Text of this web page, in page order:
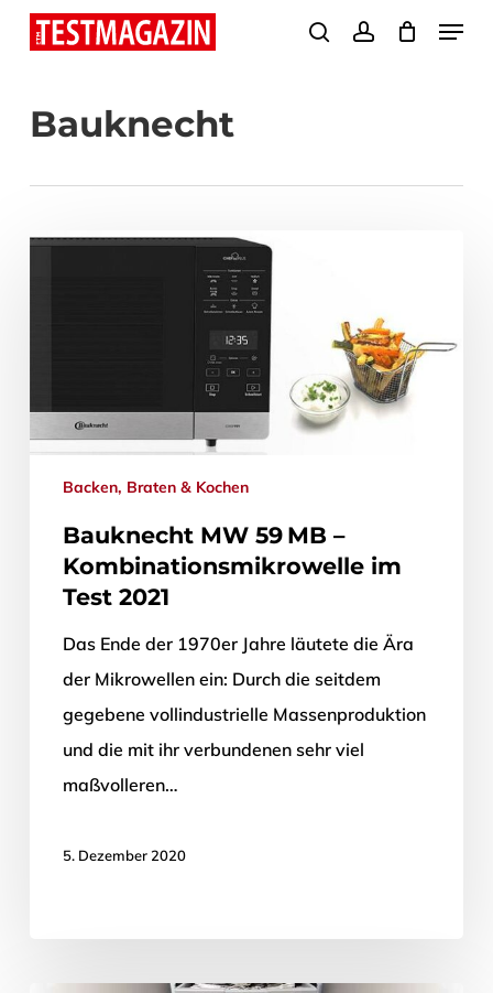
Skip
content
search
Menu
Bauknecht
Backen, Braten & Kochen
Bauknecht MW 59 MB –
Kombinationsmikrowelle im
Test 2021
Das Ende der 1970er Jahre läutete die Ära
der Mikrowellen ein: Durch die seitdem
gegebene vollindustrielle Massenproduktion
und die mit ihr verbundenen sehr viel
maßvolleren…
5. Dezember 2020